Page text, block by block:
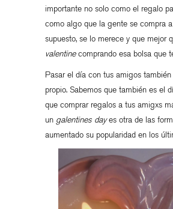
importante no solo como el regalo
como algo que la gente se compra
supuesto, se lo merece y que mejor
valentinecomprando esa bolsa que
Pasar el día con tus amigos
propio. Sabemos que también es el
que comprar regalos a tus amigxs
un galentines dayes otra de las
aumentado su popularidad en los